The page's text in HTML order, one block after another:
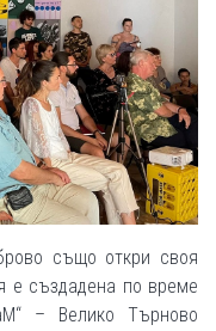
също откри своя
е създадена по време
– Велико Търново